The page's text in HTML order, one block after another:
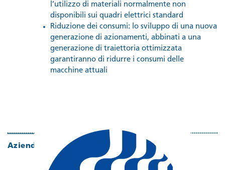
l’utilizzo di materiali normalmente non
disponibili sui quadri elettrici standard
Riduzione dei consumi: lo sviluppo di una nuova
generazione di azionamenti, abbinati a una
generazione di traiettoria ottimizzata
garantiranno di ridurre i consumi delle
macchine attuali
Aziende partecipanti